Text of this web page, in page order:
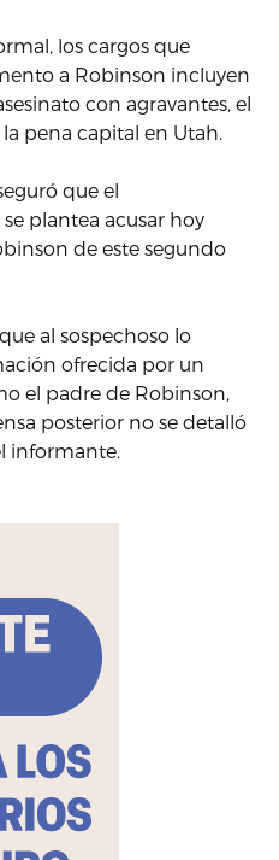
los cargos que
a Robinson incluyen
con agravantes, el
pena capital en Utah.
que el
plantea acusar hoy
de este segundo
al sospechoso lo
ofrecida por un
el padre de Robinson,
posterior no se detalló
informante.